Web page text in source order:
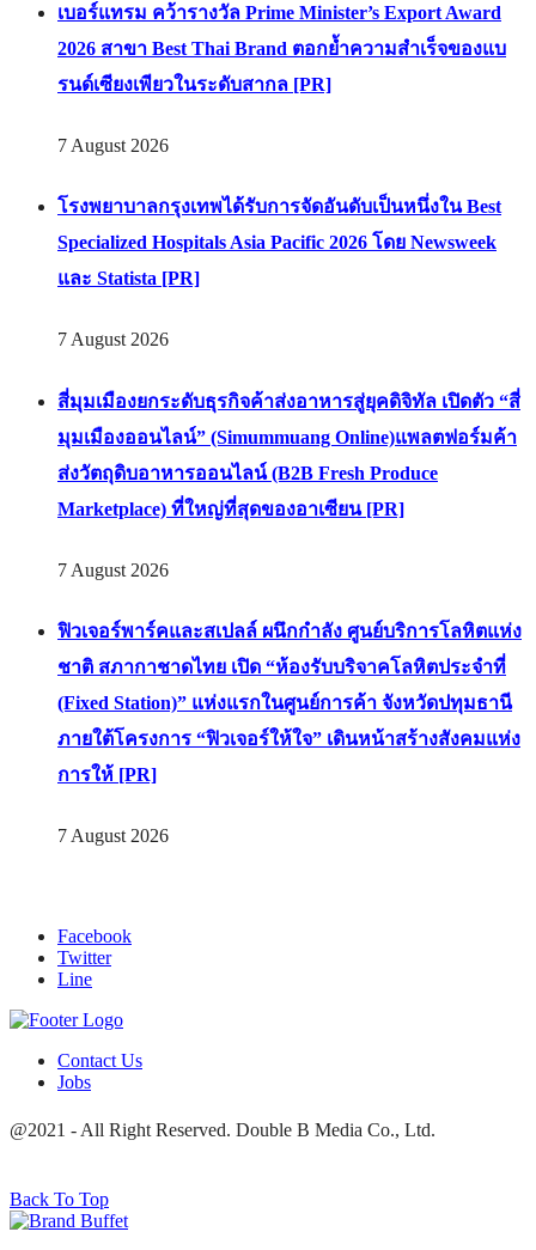
เบอร์แทรม คว้ารางวัล Prime Minister’s Export Award
2026 สาขา Best Thai Brand ตอกย้ำความสำเร็จของแบ
รนด์เซียงเพียวในระดับสากล [PR]
7 August 2026
โรงพยาบาลกรุงเทพได้รับการจัดอันดับเป็นหนึ่งใน Best
Specialized Hospitals Asia Pacific 2026 โดย Newsweek
และ Statista [PR]
7 August 2026
สี่มุมเมืองยกระดับธุรกิจค้าส่งอาหารสู่ยุคดิจิทัล เปิดตัว “สี่
มุมเมืองออนไลน์” (Simummuang Online)แพลตฟอร์มค้า
ส่งวัตถุดิบอาหารออนไลน์ (B2B Fresh Produce
Marketplace) ที่ใหญ่ที่สุดของอาเซียน [PR]
7 August 2026
ฟิวเจอร์พาร์คและสเปลล์ ผนึกกำลัง ศูนย์บริการโลหิตแห่ง
ชาติ สภากาชาดไทย เปิด “ห้องรับบริจาคโลหิตประจำที่
(Fixed Station)” แห่งแรกในศูนย์การค้า จังหวัดปทุมธานี
ภายใต้โครงการ “ฟิวเจอร์ให้ใจ” เดินหน้าสร้างสังคมแห่ง
การให้ [PR]
7 August 2026
Facebook
Twitter
Line
Contact Us
Jobs
@2021 - All Right Reserved. Double B Media Co., Ltd.
Back To Top